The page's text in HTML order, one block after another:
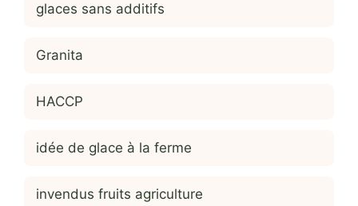
glaces sans additifs
Granita
HACCP
idée de glace à la ferme
invendus fruits agriculture